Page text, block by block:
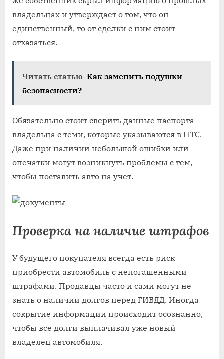
владельцах и утверждает о том, что он
единственный, то от сделки с ним стоит
отказаться.
Читать статью Как заменить подушки
безопасности?
Обязательно стоит сверить данные паспорта
владельца с теми, которые указываются в ПТС.
Даже при наличии небольшой ошибки или
опечатки могут возникнуть проблемы с тем,
чтобы поставить авто на учет.
Проверка на наличие штрафов
У будущего покупателя всегда есть риск
приобрести автомобиль с непогашенными
штрафами. Продавцы часто и сами могут не
знать о наличии долгов перед ГИБДД. Иногда
сокрытие информации происходит осознанно,
чтобы все долги выплачивал уже новый
владелец автомобиля.